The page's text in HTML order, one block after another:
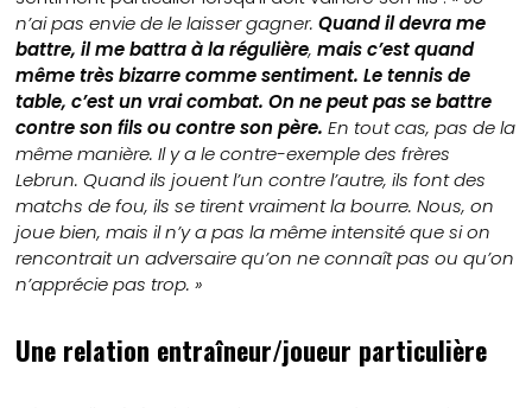
n’ai pas envie de le laisser gagner.Quand il devra me
battre, il me battra à la régulière, mais c’est quand
même très bizarre comme sentiment. Le tennis de
table, c’est un vrai combat. On ne peut pas se battre
contre son fils ou contre son père. En tout cas, pas de la
même manière. Il y a le contre-exemple des frères
Lebrun. Quand ils jouent l’un contre l’autre, ils font des
matchs de fou, ils se tirent vraiment la bourre. Nous, on
joue bien, mais il n’y a pas la même intensité que si on
rencontrait un adversaire qu’on ne connaît pas ou qu’on
n’apprécie pas trop. »
Une relation entraîneur/joueur particulière